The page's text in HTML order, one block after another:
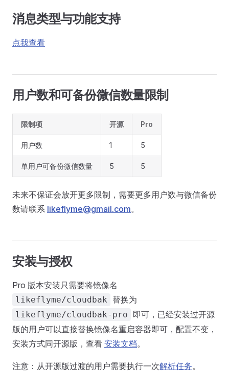
消息类型与功能支持
点我查看
用户数和可备份微信数量限制
限制项 开源 Pro
用户数 1 5
单用户可备份微信数量 5 5
未来不保证会放开更多限制，需要更多用户数与微信备份
数请联系 likeflyme@gmail.com。
安装与授权
Pro 版本安装只需要将镜像名
likeflyme/cloudbak 替换为
likeflyme/cloudbak-pro
即可，已经安装过开源
版的用户可以直接替换镜像名重启容器即可，配置不变，
安装方式同开源版，查看 安装文档。
注意：从开源版过渡的用户需要执行一次解析任务。